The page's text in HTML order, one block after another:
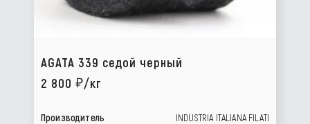
AGATA 339 седой черный
2 800
/кг
Производитель
INDUSTRIA ITALIANA FILATI